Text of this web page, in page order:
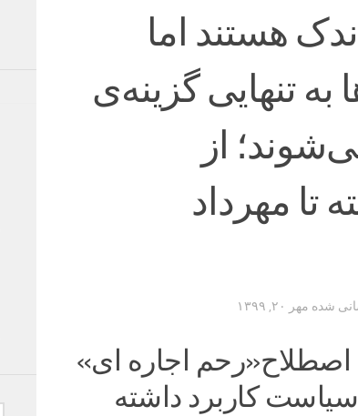
هستند اما
به تنهایی گزینه‌ی
از
تا مهرداد
شده مهر ۲۰, ۱۳۹۹
اصطلاح«رحم اجاره ای»
سیاست کاربرد داشته